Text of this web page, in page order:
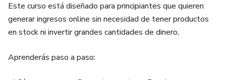
Este curso está diseñado para principiantes que quieren
generar ingresos online sin necesidad de tener productos
en stock ni invertir grandes cantidades de dinero.
Aprenderás paso a paso: